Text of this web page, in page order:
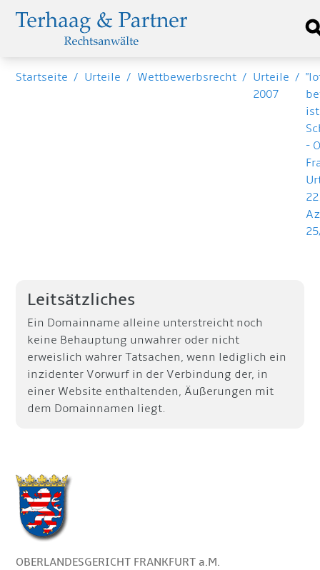
Startseite / Urteile / Wettbewerbsrecht / Urteile
2007
/
-
Leitsätzliches
Ein Domainname alleine unterstreicht noch
keine Behauptung unwahrer oder nicht
erweislich wahrer Tatsachen, wenn lediglich ein
inzidenter Vorwurf in der Verbindung der, in
einer Website enthaltenden, Äußerungen mit
dem Domainnamen liegt.
OBERLANDESGERICHT FRANKFURT a.M.